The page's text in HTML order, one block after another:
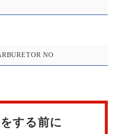
NO
する前に